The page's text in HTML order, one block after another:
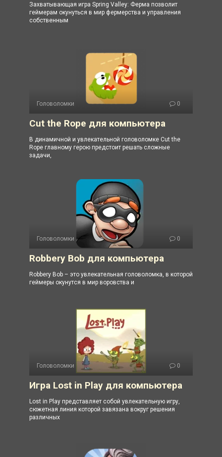
Захватывающая игра Spring Valley: Ферма позволит
геймерам окунуться в мир фермерства и управления
собственным
Головоломки 0
Cut the Rope для компьютера
В динамичной и увлекательной головоломке Cut the
Rope главному герою предстоит решать сложные
задачи,
Головоломки 0
Robbery Bob для компьютера
Robbery Bob – это увлекательная головоломка, в которой
геймеры окунутся в мир воровства и
Головоломки 0
Игра Lost in Play для компьютера
Lost in Play представляет собой увлекательную игру,
сюжетная линия которой завязана вокруг решения
различных